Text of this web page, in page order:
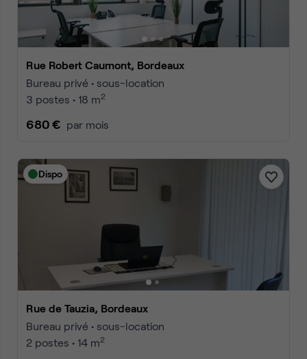
Rue Robert Caumont, Bordeaux
Bureau privé • sous-location
3 postes • 18 m2
680 € par mois
Dispo
Rue de Tauzia, Bordeaux
Bureau privé • sous-location
2 postes • 14 m2